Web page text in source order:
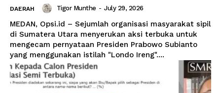
DAERAH Tigor Munthe - July 29, 2026
MEDAN, Opsi.id – Sejumlah organisasi masyarakat sipil
di Sumatera Utara menyerukan aksi terbuka untuk
mengecam pernyataan Presiden Prabowo Subianto
yang menggunakan istilah "Londo Ireng"....